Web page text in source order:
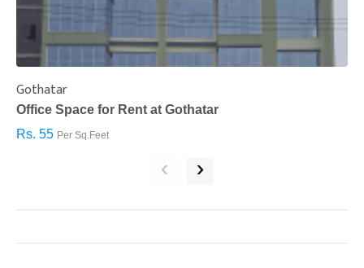
Gothatar
Office Space for Rent at Gothatar
Rs. 55 Per Sq.Feet
‹ ›